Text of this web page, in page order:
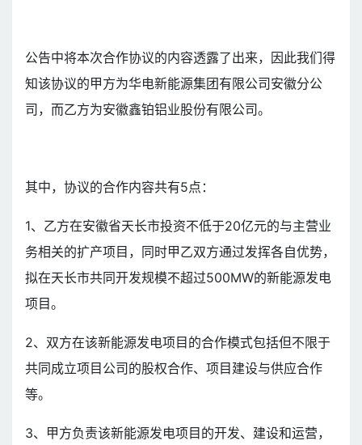
公告中将本次合作协议的内容透露了出来，因此我们得
知该协议的甲方为华电新能源集团有限公司安徽分公
司，而乙方为安徽鑫铂铝业股份有限公司。
其中，协议的合作内容共有5点：
1、乙方在安徽省天长市投资不低于20亿元的与主营业
务相关的扩产项目，同时甲乙双方通过发挥各自优势，
拟在天长市共同开发规模不超过500MW的新能源发电
项目。
2、双方在该新能源发电项目的合作模式包括但不限于
共同成立项目公司的股权合作、项目建设与供应合作
等。
3、甲方负责该新能源发电项目的开发、建设和运营，